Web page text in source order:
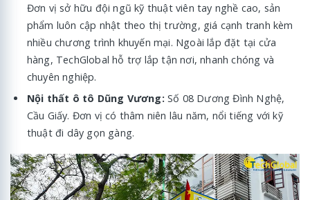
Đơn vị sở hữu đội ngũ kỹ thuật viên tay nghề cao, sản
phẩm luôn cập nhật theo thị trường, giá cạnh tranh kèm
nhiều chương trình khuyến mại. Ngoài lắp đặt tại cửa
hàng, TechGlobal hỗ trợ lắp tận nơi, nhanh chóng và
chuyên nghiệp.
Nội thất ô tô Dũng Vương: Số 08 Dương Đình Nghệ,
Cầu Giấy. Đơn vị có thâm niên lâu năm, nổi tiếng với kỹ
thuật đi dây gọn gàng.